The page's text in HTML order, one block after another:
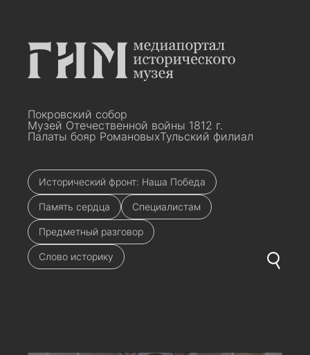
Покровский собор
Музей Отечественной войны 1812 г.
Палаты бояр РомановыхТульский филиал
Исторический фронт: Наша Победа
Память сердца Специалистам
Предметный разговор
Слово историку